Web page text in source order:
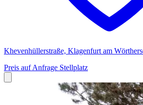
Khevenhüllerstraße, Klagenfurt am
Preis auf Anfrage Stellplatz